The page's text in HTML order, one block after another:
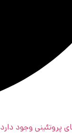
پروتئینی وجود دارد